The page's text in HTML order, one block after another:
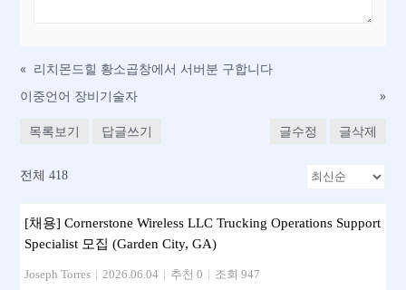
« 리치몬드힐 황소곱창에서 서버분 구합니다
이중언어 장비기술자
»
목록보기 답글쓰기 글수정 글삭제
전체 418
[채용] Cornerstone Wireless LLC Trucking Operations Support
Specialist 모집 (Garden City, GA)
Joseph Torres | 2026.06.04 | 추천 0 | 조회 947